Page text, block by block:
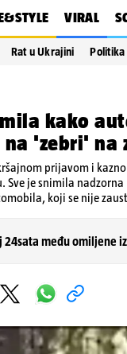
VIRAL
Rat u Ukrajini Politika
kako
'zebri' na
prijavom i
je snimila nadzorna
koji se nije
24sata među omiljene